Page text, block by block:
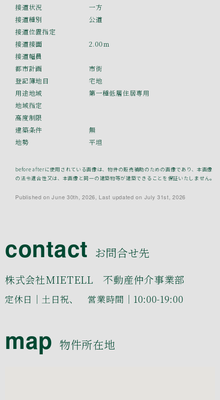
接道状況
一方
接道種別
公道
接道位置指定
接道接面
2.00ｍ
接道幅員
都市計画
市街
登記簿地目
宅地
用途地域
第一種低層住居専用
地域指定
高度制限
建築条件
無
地勢
平坦
before afterに使用されている画像は、物件の販売補助のための画像であり、本画像
の法令適合性又は、本画像と同一の建築物等が建築できることを保証いたしません。
Published on June 30th, 2026, Last updated on July 31st, 2026
contact お問合せ先
株式会社MIETELL 不動産仲介事業部
定休日｜土日祝、 営業時間｜10:00-19:00
map 物件所在地